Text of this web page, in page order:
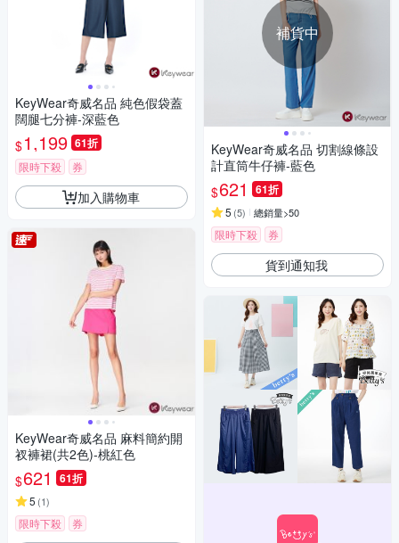
KeyWear奇威名品 純色假袋蓋
闊腿七分褲-深藍色
$1,199 61折
限時下殺 券
加入購物車
KeyWear奇威名品 麻料簡約開
衩褲裙(共2色)-桃紅色
$621 61折
5 (1)
限時下殺 券
補貨中
KeyWear奇威名品 切割線條設
計直筒牛仔褲-藍色
$621 61折
5 (5) 總銷量>50
限時下殺 券
貨到通知我